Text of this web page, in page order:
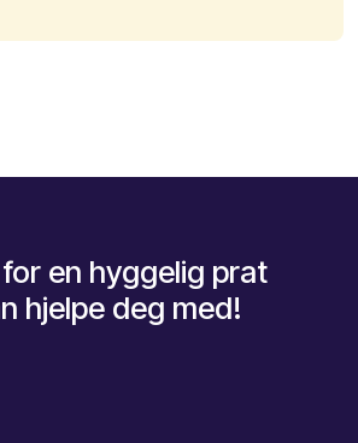
en hyggelig prat
hjelpe deg med!